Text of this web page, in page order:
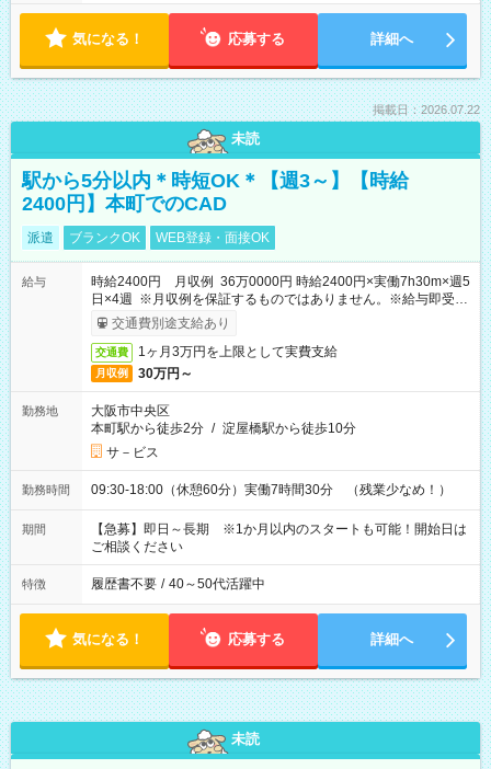
気になる！ 応募する 詳細へ
掲載日：2026.07.22
未読
駅から5分以内＊時短OK＊【週3～】【時給
2400円】本町でのCAD
派遣 ブランクOK WEB登録・面接OK
給与
時給2400円 月収例 36万0000円 時給2400円×実働7h30m×週5
日×4週 ※月収例を保証するものではありません。※給与即受取
りサービス利用可（利用条件有）
交通費別途支給あり
交通費 1ヶ月3万円を上限として実費支給
月収例 30万円～
勤務地
大阪市中央区
本町駅から徒歩2分 / 淀屋橋駅から徒歩10分
サ－ビス
勤務時間 09:30-18:00（休憩60分）実働7時間30分 （残業少なめ！）
期間
【急募】即日～長期 ※1か月以内のスタートも可能！開始日は
ご相談ください
特徴 履歴書不要 / 40～50代活躍中
気になる！ 応募する 詳細へ
未読